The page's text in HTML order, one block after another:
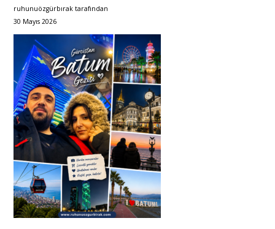
ruhunuözgürbırak tarafından
30 Mayıs 2026